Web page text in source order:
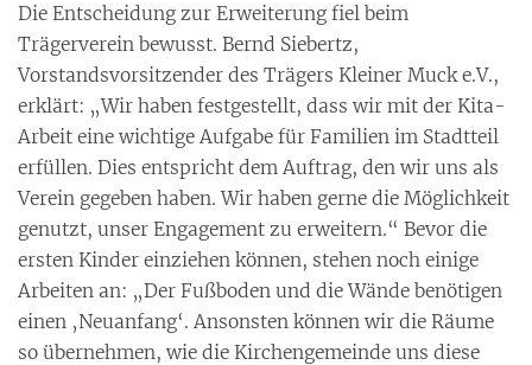
Die Entscheidung zur Erweiterung fiel beim
Trägerverein bewusst. Bernd Siebertz,
Vorstandsvorsitzender des Trägers Kleiner Muck e.V.,
erklärt: „Wir haben festgestellt, dass wir mit der Kita-
Arbeit eine wichtige Aufgabe für Familien im Stadtteil
erfüllen. Dies entspricht dem Auftrag, den wir uns als
Verein gegeben haben. Wir haben gerne die Möglichkeit
genutzt, unser Engagement zu erweitern.“ Bevor die
ersten Kinder einziehen können, stehen noch einige
Arbeiten an: „Der Fußboden und die Wände benötigen
einen ‚Neuanfang‘. Ansonsten können wir die Räume
so übernehmen, wie die Kirchengemeinde uns diese